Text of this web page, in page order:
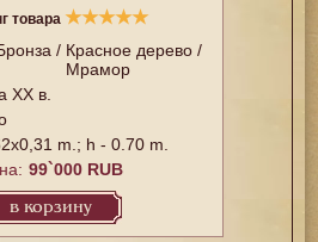
товара ★★★★★
/ Красное дерево /
Мрамор
ХХ в.
m.; h - 0.70 m.
99`000 RUB
в корзину